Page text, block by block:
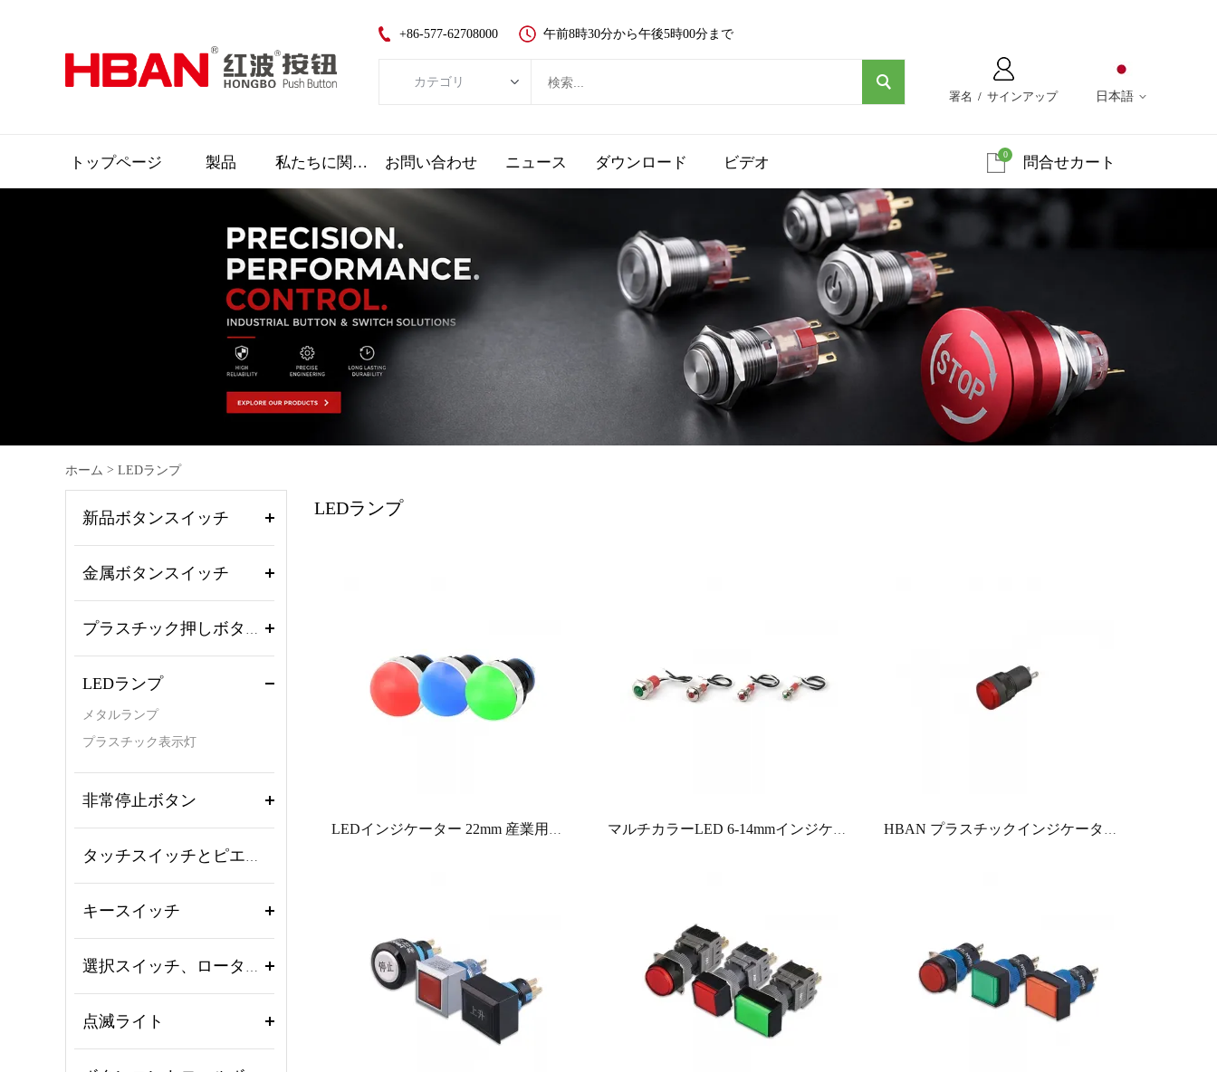
日本語
署名 / サインアップ
+86-577-62708000 午前8時30分から午後5時00分まで
カテゴリ
新品ボタンスイッチ
LEDランプ
非常停止ボタン
トップページ 製品 私たちに関しては お問い合わせ ニュース ダウンロード ビデオ 問合せカート
0
ホーム > LEDランプ
新品ボタンスイッチ
金属ボタンスイッチ
LEDランプ
メタルランプ
プラスチック表示灯
非常停止ボタン
キースイッチ
点滅ライト
LEDランプ